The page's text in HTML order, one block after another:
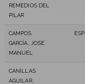
REMEDIOS DEL
PILAR
CAMPOS
GARCÍA, JOSÉ
MANUEL
ESP
CANILLAS
AGUILAR,